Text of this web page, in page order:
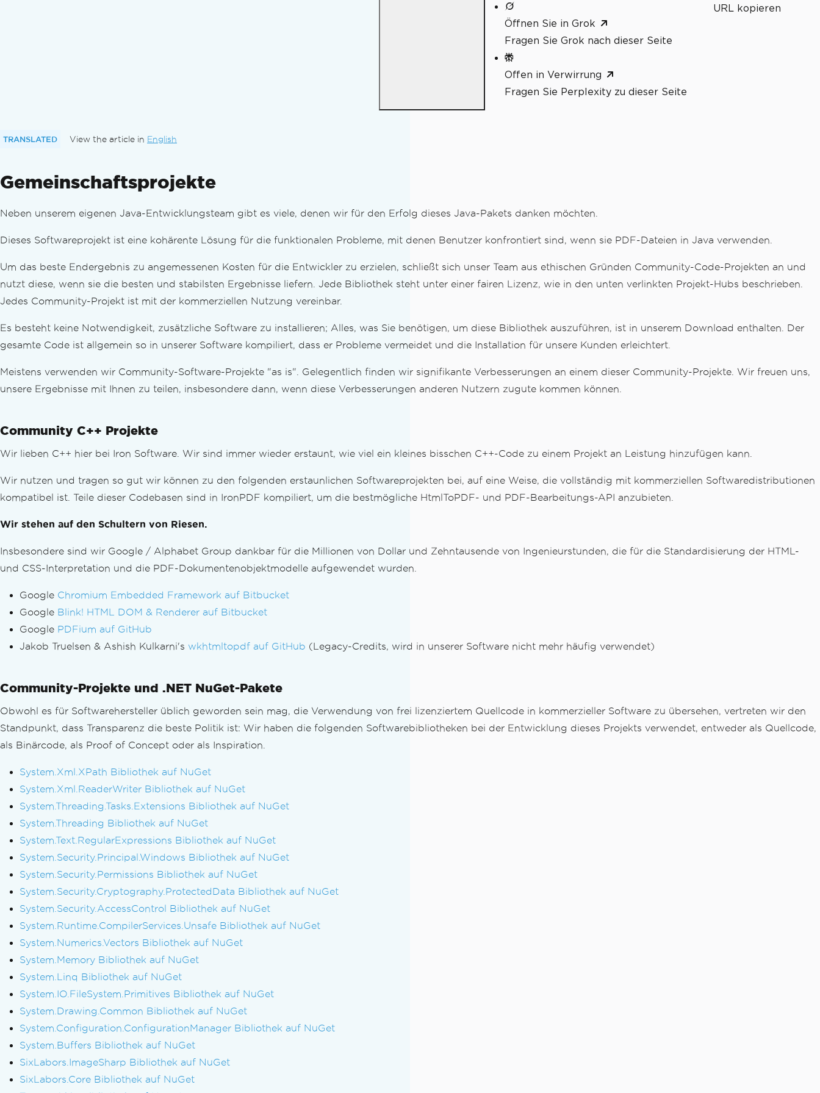
Öffnen Sie in Grok
Fragen Sie Grok nach dieser Seite
Offen in Verwirrung
Fragen Sie Perplexity zu dieser Seite
URL kopieren
TRANSLATED View the article in English
Gemeinschaftsprojekte
Neben unserem eigenen Java-Entwicklungsteam gibt es viele, denen wir für den Erfolg dieses Java-Pakets danken möchten.
Dieses Softwareprojekt ist eine kohärente Lösung für die funktionalen Probleme, mit denen Benutzer konfrontiert sind, wenn sie PDF-Dateien in Java verwenden.
Um das beste Endergebnis zu angemessenen Kosten für die Entwickler zu erzielen, schließt sich unser Team aus ethischen Gründen Community-Code-Projekten an und
nutzt diese, wenn sie die besten und stabilsten Ergebnisse liefern. Jede Bibliothek steht unter einer fairen Lizenz, wie in den unten verlinkten Projekt-Hubs beschrieben.
Jedes Community-Projekt ist mit der kommerziellen Nutzung vereinbar.
Es besteht keine Notwendigkeit, zusätzliche Software zu installieren; Alles, was Sie benötigen, um diese Bibliothek auszuführen, ist in unserem Download enthalten. Der
gesamte Code ist allgemein so in unserer Software kompiliert, dass er Probleme vermeidet und die Installation für unsere Kunden erleichtert.
Meistens verwenden wir Community-Software-Projekte "as is". Gelegentlich finden wir signifikante Verbesserungen an einem dieser Community-Projekte. Wir freuen uns,
unsere Ergebnisse mit Ihnen zu teilen, insbesondere dann, wenn diese Verbesserungen anderen Nutzern zugute kommen können.
Community C++ Projekte
Wir lieben C++ hier bei Iron Software. Wir sind immer wieder erstaunt, wie viel ein kleines bisschen C++-Code zu einem Projekt an Leistung hinzufügen kann.
Wir nutzen und tragen so gut wir können zu den folgenden erstaunlichen Softwareprojekten bei, auf eine Weise, die vollständig mit kommerziellen Softwaredistributionen
kompatibel ist. Teile dieser Codebasen sind in IronPDF kompiliert, um die bestmögliche HtmlToPDF- und PDF-Bearbeitungs-API anzubieten.
Wir stehen auf den Schultern von Riesen.
Insbesondere sind wir Google / Alphabet Group dankbar für die Millionen von Dollar und Zehntausende von Ingenieurstunden, die für die Standardisierung der HTML-
und CSS-Interpretation und die PDF-Dokumentenobjektmodelle aufgewendet wurden.
Google Chromium Embedded Framework auf Bitbucket
Google Blink! HTML DOM & Renderer auf Bitbucket
Google PDFium auf GitHub
Jakob Truelsen & Ashish Kulkarni's wkhtmltopdf auf GitHub (Legacy-Credits, wird in unserer Software nicht mehr häufig verwendet)
Community-Projekte und .NET NuGet-Pakete
Obwohl es für Softwarehersteller üblich geworden sein mag, die Verwendung von frei lizenziertem Quellcode in kommerzieller Software zu übersehen, vertreten wir den
Standpunkt, dass Transparenz die beste Politik ist: Wir haben die folgenden Softwarebibliotheken bei der Entwicklung dieses Projekts verwendet, entweder als Quellcode,
als Binärcode, als Proof of Concept oder als Inspiration.
System.Xml.XPath Bibliothek auf NuGet
System.Xml.ReaderWriter Bibliothek auf NuGet
System.Threading.Tasks.Extensions Bibliothek auf NuGet
System.Threading Bibliothek auf NuGet
System.Text.RegularExpressions Bibliothek auf NuGet
System.Security.Principal.Windows Bibliothek auf NuGet
System.Security.Permissions Bibliothek auf NuGet
System.Security.Cryptography.ProtectedData Bibliothek auf NuGet
System.Security.AccessControl Bibliothek auf NuGet
System.Runtime.CompilerServices.Unsafe Bibliothek auf NuGet
System.Numerics.Vectors Bibliothek auf NuGet
System.Memory Bibliothek auf NuGet
System.Linq Bibliothek auf NuGet
System.IO.FileSystem.Primitives Bibliothek auf NuGet
System.Drawing.Common Bibliothek auf NuGet
System.Configuration.ConfigurationManager Bibliothek auf NuGet
System.Buffers Bibliothek auf NuGet
SixLabors.ImageSharp Bibliothek auf NuGet
SixLabors.Core Bibliothek auf NuGet